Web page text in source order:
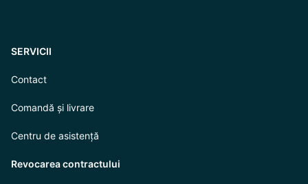
SERVICII
Contact
Comandă și livrare
Centru de asistență
Revocarea contractului